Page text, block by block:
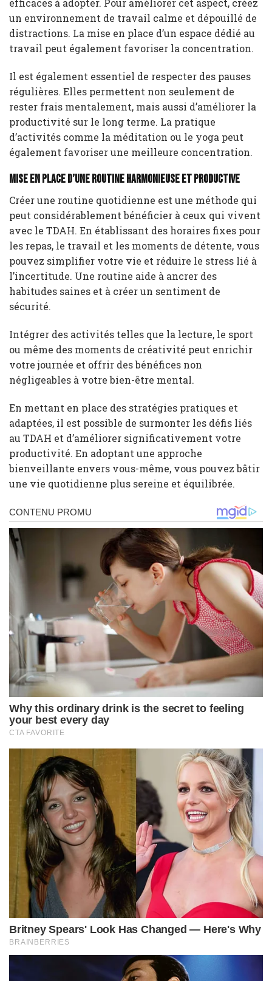
efficaces à adopter. Pour améliorer cet aspect, créez
un environnement de travail calme et dépouillé de
distractions. La mise en place d’un espace dédié au
travail peut également favoriser la concentration.
Il est également essentiel de respecter des pauses
régulières. Elles permettent non seulement de
rester frais mentalement, mais aussi d’améliorer la
productivité sur le long terme. La pratique
d’activités comme la méditation ou le yoga peut
également favoriser une meilleure concentration.
Mise en place d’une routine harmonieuse et productive
Créer une routine quotidienne est une méthode qui
peut considérablement bénéficier à ceux qui vivent
avec le TDAH. En établissant des horaires fixes pour
les repas, le travail et les moments de détente, vous
pouvez simplifier votre vie et réduire le stress lié à
l’incertitude. Une routine aide à ancrer des
habitudes saines et à créer un sentiment de
sécurité.
Intégrer des activités telles que la lecture, le sport
ou même des moments de créativité peut enrichir
votre journée et offrir des bénéfices non
négligeables à votre bien-être mental.
En mettant en place des stratégies pratiques et
adaptées, il est possible de surmonter les défis liés
au TDAH et d’améliorer significativement votre
productivité. En adoptant une approche
bienveillante envers vous-même, vous pouvez bâtir
une vie quotidienne plus sereine et équilibrée.